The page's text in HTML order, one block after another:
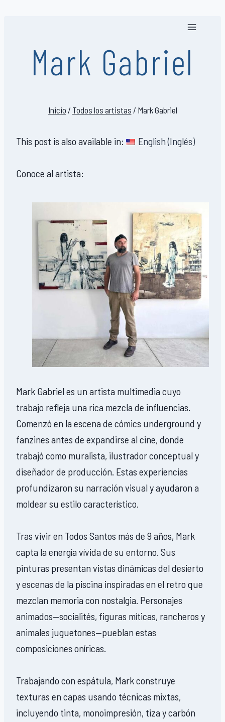
Mark Gabriel
Inicio / Todos los artistas / Mark Gabriel
This post is also available in: English(Inglés)
Conoce al artista:
Mark Gabriel es un artista multimedia cuyo
trabajo refleja una rica mezcla de influencias.
Comenzó en la escena de cómics underground y
fanzines antes de expandirse al cine, donde
trabajó como muralista, ilustrador conceptual y
diseñador de producción. Estas experiencias
profundizaron su narración visual y ayudaron a
moldear su estilo característico.
Tras vivir en Todos Santos más de 9 años, Mark
capta la energía vívida de su entorno. Sus
pinturas presentan vistas dinámicas del desierto
y escenas de la piscina inspiradas en el retro que
mezclan memoria con nostalgia. Personajes
animados—socialités, figuras míticas, rancheros y
animales juguetones—pueblan estas
composiciones oníricas.
Trabajando con espátula, Mark construye
texturas en capas usando técnicas mixtas,
incluyendo tinta, monoimpresión, tiza y carbón